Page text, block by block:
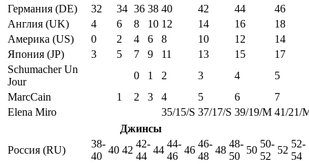
Германия (DE)
32 34 36 38 40 42 44
46
Англия (UK)
4 6 8 10 12 14 16
18
Америка (US)
0 2 4 6 8 10 12
14
Япония (JP)
3 5 7 9 11 13 15
17
Schumacher Un
Jour
0 1 2 3 4
5
MarcCain
1 2 3 4 5 6
7
Elena Miro
35/15/S 37/17/S 39/19/M 41/21/
Джинсы
Россия (RU)
38-
40
40 42
42-
44
44
44-
46
46
46-
48
48
48-
50
50
50-
52
52
52-
54